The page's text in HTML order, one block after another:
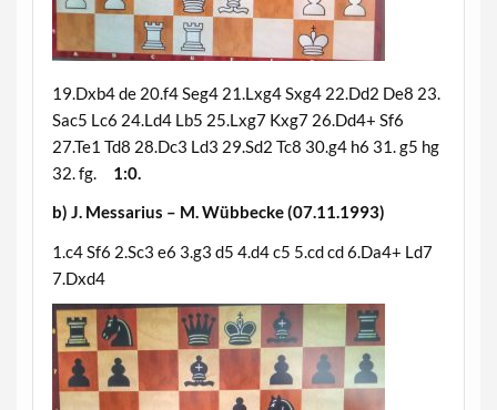
19.Dxb4 de 20.f4 Seg4 21.Lxg4 Sxg4 22.Dd2 De8 23.
Sac5 Lc6 24.Ld4 Lb5 25.Lxg7 Kxg7 26.Dd4+ Sf6
27.Te1 Td8 28.Dc3 Ld3 29.Sd2 Tc8 30.g4 h6 31. g5 hg
32. fg.
1:0.
b) J. Messarius – M. Wübbecke (07.11.1993)
1.c4 Sf6 2.Sc3 e6 3.g3 d5 4.d4 c5 5.cd cd 6.Da4+ Ld7
7.Dxd4